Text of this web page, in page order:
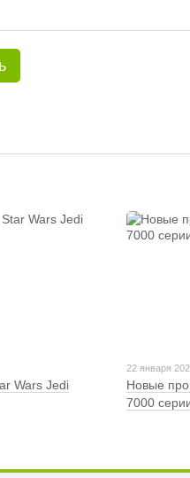
Wars Jedi
22 января
Новые
7000